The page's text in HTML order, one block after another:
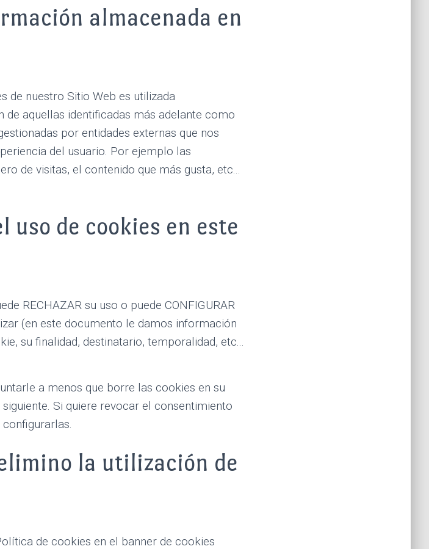
almacenada en
de nuestro Sitio Web es utilizada
aquellas identificadas más adelante como
por entidades externas que nos
del usuario. Por ejemplo las
de visitas, el contenido que más gusta, etc...
uso de cookies en este
RECHAZAR su uso o puede CONFIGURAR
(en este documento le damos información
su finalidad, destinatario, temporalidad, etc...
a menos que borre las cookies en su
Si quiere revocar el consentimiento
la utilización de
de cookies en el banner de cookies